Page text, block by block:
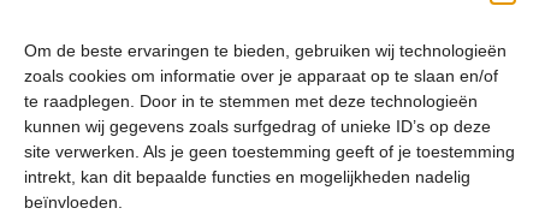
Om de beste ervaringen te bieden, gebruiken wij technologieën
zoals cookies om informatie over je apparaat op te slaan en/of
te raadplegen. Door in te stemmen met deze technologieën
kunnen wij gegevens zoals surfgedrag of unieke ID’s op deze
site verwerken. Als je geen toestemming geeft of je toestemming
intrekt, kan dit bepaalde functies en mogelijkheden nadelig
beïnvloeden.
hetindustriehuis B.V.
De Hoek 1 1601 MR Enkhuizen
t.0228 53 00 40
e.info@hetindustriehuis.com
KVK 51483904
BTW NL850044522B01